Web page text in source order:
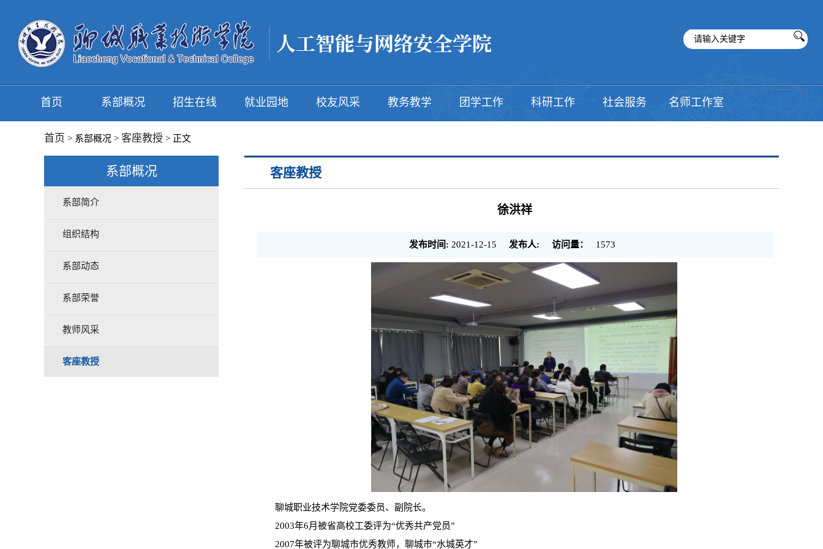
首页 系部概况 招生在线 就业园地 校友风采 教务教学 团学工作 科研工作 社会服务 名师工作室
首页 > 系部概况 > 客座教授 > 正文
系部概况
系部简介
组织结构
系部动态
系部荣誉
教师风采
客座教授
客座教授
徐洪祥
发布时间: 2021-12-15 发布人: 访问量： 1573
聊城职业技术学院党委委员、副院长。
2003年6月被省高校工委评为“优秀共产党员”
2007年被评为聊城市优秀教师，聊城市“水城英才”